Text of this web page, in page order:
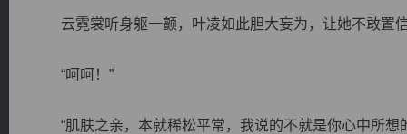
云霓裳听身躯一颤，叶凌如此胆大妄为，让她不敢置信
“呵呵！”
“肌肤之亲，本就稀松平常，我说的不就是你心中所想